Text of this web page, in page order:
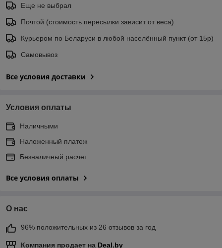
Еще не выбрал
Почтой (стоимость пересылки зависит от веса)
Курьером по Беларуси в любой населённый пункт (от 15р)
Самовывоз
Все условия доставки
Условия оплаты
Наличными
Наложенный платеж
Безналичный расчет
Все условия оплаты
О нас
96% положительных из 26 отзывов за год
Компания продает на Deal.by